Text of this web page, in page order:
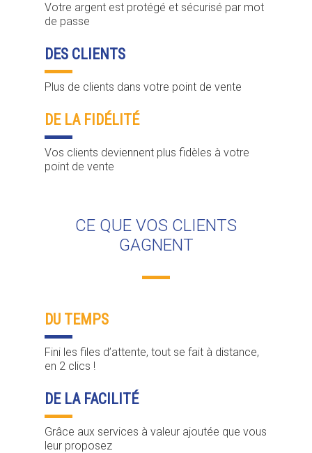
Votre argent est protégé et sécurisé par mot
de passe
DES CLIENTS
Plus de clients dans votre point de vente
DE LA FIDÉLITÉ
Vos clients deviennent plus fidèles à votre
point de vente
CE QUE VOS CLIENTS
GAGNENT
DU TEMPS
Fini les files d’attente, tout se fait à distance,
en 2 clics !
DE LA FACILITÉ
Grâce aux services à valeur ajoutée que vous
leur proposez
commerçant
Nouveautés